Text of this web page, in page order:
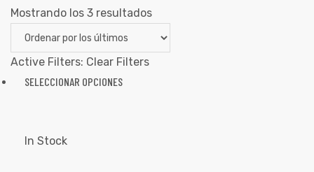
Mostrando los 3 resultados
Active Filters: Clear Filters
SELECCIONAR OPCIONES
In Stock